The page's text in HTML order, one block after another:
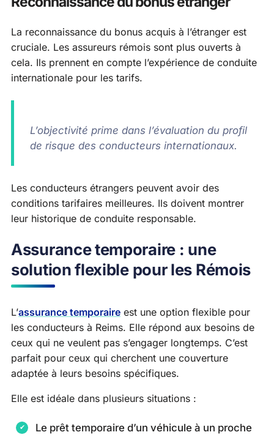
La reconnaissance du bonus acquis à l’étranger est
cruciale. Les assureurs rémois sont plus ouverts à
cela. Ils prennent en compte l’expérience de conduite
internationale pour les tarifs.
L’objectivité prime dans l’évaluation du profil
de risque des conducteurs internationaux.
Les conducteurs étrangers peuvent avoir des
conditions tarifaires meilleures. Ils doivent montrer
leur historique de conduite responsable.
Assurance temporaire : une
solution flexible pour les Rémois
L’assurance temporaire est une option flexible pour
les conducteurs à Reims. Elle répond aux besoins de
ceux qui ne veulent pas s’engager longtemps. C’est
parfait pour ceux qui cherchent une couverture
adaptée à leurs besoins spécifiques.
Elle est idéale dans plusieurs situations :
Le prêt temporaire d’un véhicule à un proche